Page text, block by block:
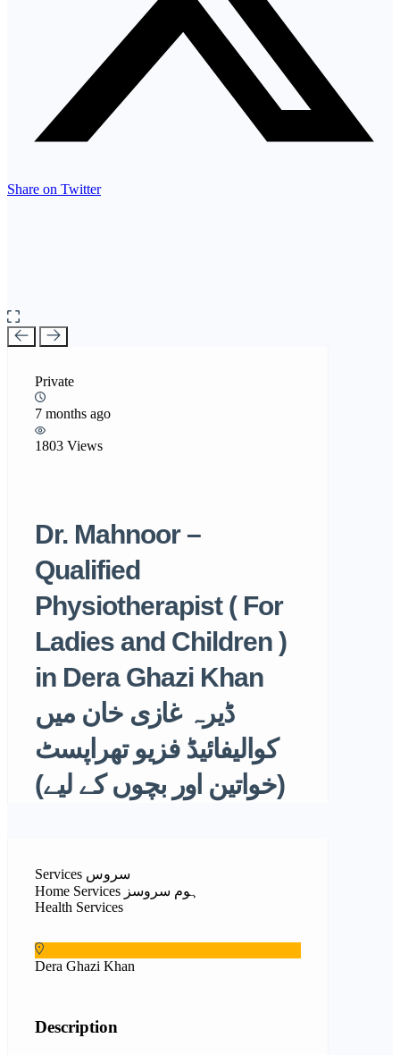
Share on Twitter
Private
7 months ago
1803 Views
Dr. Mahnoor –
Qualified
Physiotherapist ( For
Ladies and Children )
in Dera Ghazi Khan
ڈیرہ غازی خان میں
کوالیفائیڈ فزیو تھراپسٹ
(خواتین اور بچوں کے لیے)
Services سروس
Home Services ہوم سروسز
Health Services
Dera Ghazi Khan
Description